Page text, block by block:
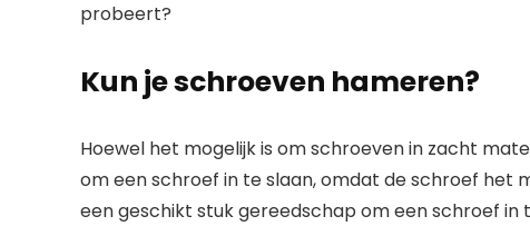
probeert?
Kun je schroeven hameren?
Hoewel het mogelijk is om schroeven in zacht
om een ​​schroef in te slaan, omdat de schroef het
een geschikt stuk gereedschap om een ​​schroef in